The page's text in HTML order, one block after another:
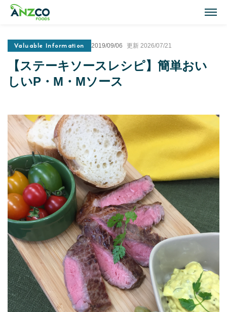
Lamb Recipes
ラム肉のおすすめレシピ
Our Products
商品紹介(ラム肉・牛肉)
Topics
トピックス
About ANZCO Foods
アンズコフーズとは
Contact Us
お問い合わせ
Materials
Valuable Information 2019/09/06 更新 2026/07/21
【ステーキソースレシピ】簡単おい
しいP・M・Mソース